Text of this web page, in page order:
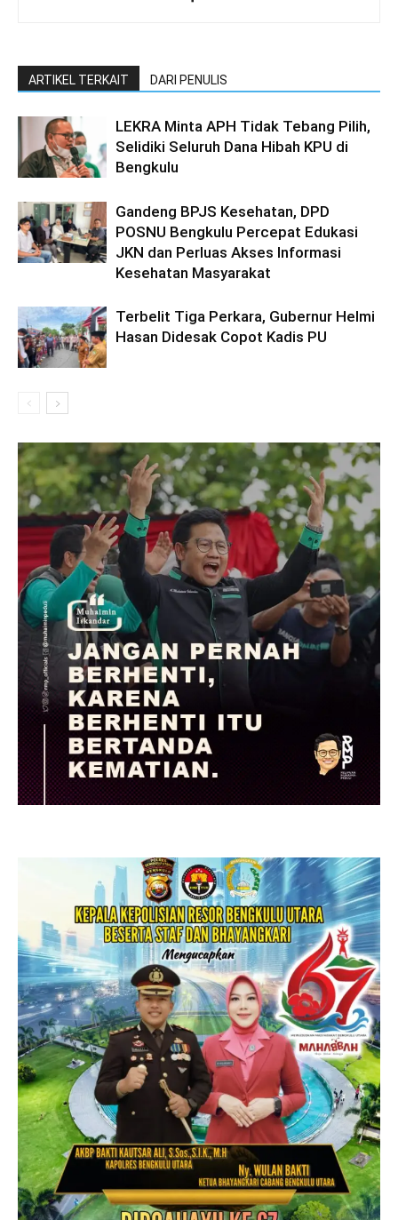
ARTIKEL TERKAIT DARI PENULIS
LEKRA Minta APH Tidak Tebang Pilih,
Selidiki Seluruh Dana Hibah KPU di
Bengkulu
Gandeng BPJS Kesehatan, DPD
POSNU Bengkulu Percepat Edukasi
JKN dan Perluas Akses Informasi
Kesehatan Masyarakat
Terbelit Tiga Perkara, Gubernur Helmi
Hasan Didesak Copot Kadis PU